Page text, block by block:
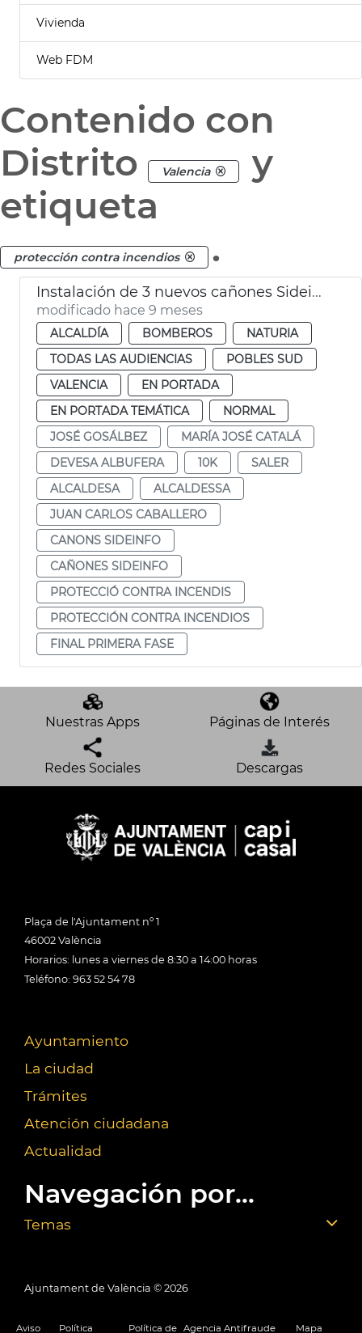
Vivienda
Web FDM
Contenido con
Distrito
Valencia
y
etiqueta
protección contra incendios .
Instalación de 3 nuevos cañones Sideinfo en El Saler
modificado hace 9 meses
ALCALDÍA BOMBEROS
NATURIA
TODAS LAS AUDIENCIAS
POBLES SUD
VALENCIA
EN PORTADA
EN PORTADA TEMÁTICA
NORMAL
JOSÉ GOSÁLBEZ
MARÍA JOSÉ CATALÁ
DEVESA ALBUFERA
10K
SALER
ALCALDESA
ALCALDESSA
JUAN CARLOS CABALLERO
CANONS SIDEINFO
CAÑONES SIDEINFO
PROTECCIÓ CONTRA INCENDIS
PROTECCIÓN CONTRA INCENDIOS
FINAL PRIMERA FASE
Nuestras Apps Páginas de Interés
Redes Sociales Descargas
Plaça de l'Ajuntament nº 1
46002 València
Horarios: lunes a viernes de 8:30 a 14:00 horas
Teléfono: 963 52 54 78
Ayuntamiento
La ciudad
Trámites
Atención ciudadana
Actualidad
Navegación por...
Temas
Ajuntament de València © 2026
Aviso Política Política de Agencia Antifraude Mapa